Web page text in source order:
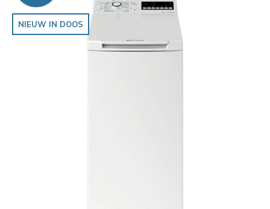
NIEUW IN DOOS